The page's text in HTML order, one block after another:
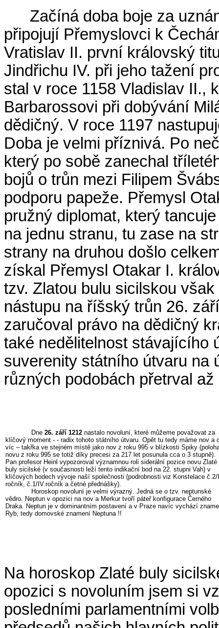
Začíná doba boje za
připojují Přemyslovci k
Vratislav II. první královský
Jindřichu IV. při jeho tažení
stal v roce 1158 Vladislav II.,
Barbarossovi při dobývání
dědičný. V roce 1197
Doba je velmi příznivá. Po
který po sobě zanechal
bojů o trůn mezi Filipem
podporu papeže. Přemysl
pružný diplomat, který
na jednu stranu, tu zase na
strany na druhou došlo
získal Přemysl Otakar I.
tzv. Zlatou bulu sicilskou
nástupu na říšský trůn 26.
zaručoval právo na dědičný
také nedělitelnost stávajícího
suverenity státního útvaru na
různých podobách přetrval
Dne26. září 1212 nastalo novoluní, které můžeme považovat za
klíčový moment - - radix tohoto státního útvaru. Opět tu tedy máme nov a
víc – takřka ve stejném místě jako nov z roku 995 v blízkosti Spiky
novu z roku 995 se totiž díky precesi za 217 let posunula cca o 3 stupně).
Pan profesor Heinl vypozoroval významnou roli siderální pozice novu Zlaté
buly sicilské (v současnosti leží tento indikační bod na 22. stupni Vah) v
klíčových bodech vývoje naší společnosti (podrobnosti viz Konstelace
ročník, č.1/IV.ročník a četné přednášky).
Horoskop novoluní je velmi výrazný. Jedná se o tzv. neptunské
vědro. Neptun v opozici na nov a Merkur tvoří páteř konfigurace Černého
Draka. Neptun je v dominantním postavení a v Praze navíc vychází
Ryb, tedy domovské znamení Neptuna !!
Na horoskop Zlaté buly
opozici s novoluním jsem si
posledními parlamentními